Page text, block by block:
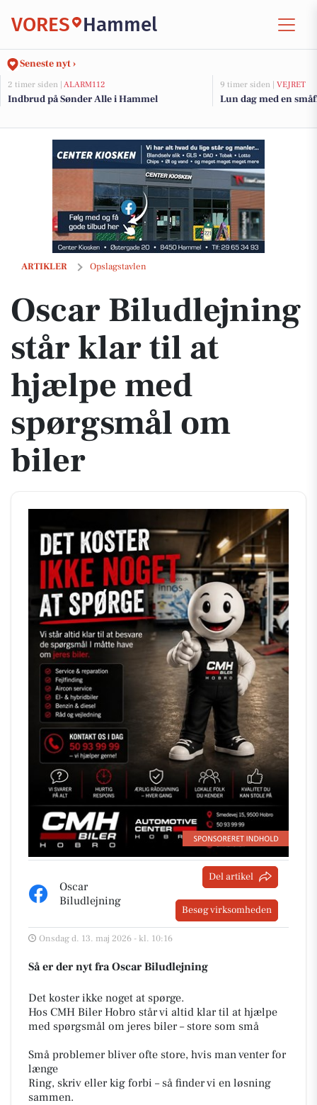
VORES Hammel
Seneste nyt ›
2 timer siden | ALARM112
Indbrud på Sønder Alle i Hammel
9 timer siden | VEJRET
Lun dag med en
ARTIKLER Opslagstavlen
Oscar Biludlejning står klar til at hjælpe med spørgsmål om biler
Oscar Biludlejning
står klar til at
hjælpe med
spørgsmål om
biler
Oscar
Biludlejning
Del artikel
Besøg virksomheden
Onsdag d. 13. maj 2026 - kl. 10:16
Så er der nyt fra Oscar Biludlejning
Det koster ikke noget at spørge.
Hos CMH Biler Hobro står vi altid klar til at hjælpe
med spørgsmål om jeres biler – store som små
Små problemer bliver ofte store, hvis man venter for
længe
Ring, skriv eller kig forbi – så finder vi en løsning
sammen.